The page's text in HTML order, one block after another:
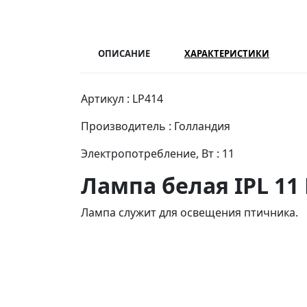
ОПИСАНИЕ ХАРАКТЕРИСТИКИ
Артикул : LP414
Производитель : Голландия
Электропотребление, Вт : 11
Лампа белая IPL 11
Лампа служит для освещения птичника.